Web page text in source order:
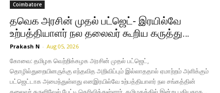
Coimbatore
தவெக அரசின் முதல் பட்ஜெட்- இரயில்வே
உற்பத்தியாளர் நல தலைவர் கூறிய கருத்து…
Prakash N - Aug 05, 2026
கோவை: தமிழக வெற்றிக்கழக அரசின் முதல் பட்ஜெட்,
தொழில்துறையினருக்கு எந்தவித அறிவிப்பும் இல்லாததால் ஏமாற்றம் அளிக்கும்
பட்ஜெட்டாக அமைந்துள்ளது எனஇரயில்வே உற்பத்தியாளர் நல சங்கத்தின்